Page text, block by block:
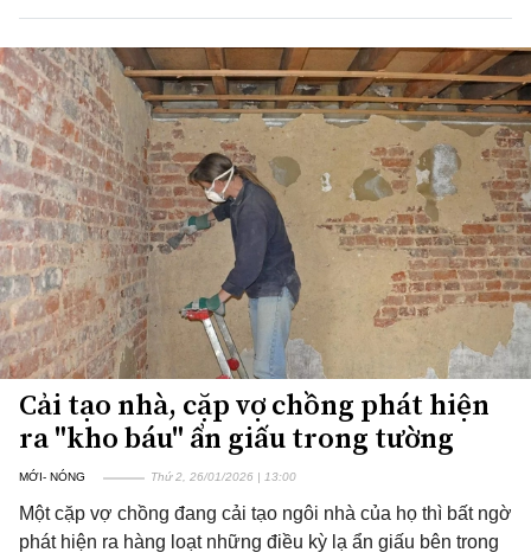
Cải tạo nhà, cặp vợ chồng phát hiện
ra "kho báu" ẩn giấu trong tường
MỚI- NÓNG Thứ 2, 26/01/2026 | 13:00
Một cặp vợ chồng đang cải tạo ngôi nhà của họ thì bất ngờ
phát hiện ra hàng loạt những điều kỳ lạ ẩn giấu bên trong